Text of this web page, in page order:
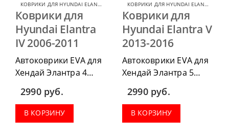
КОВРИКИ ДЛЯ HYUNDAI ELANTRA КОВРИКИ ДЛЯ HYUNDAI
Коврики для
Hyundai Elantra
IV 2006-2011
Автоковрики EVA для
Хендай Элантра 4
приобрести в
комплектации:
водительский коврик,
2990 руб.
В КОРЗИНУ
КОВРИКИ ДЛЯ HYUNDAI ELANTRA
Коврики для
Hyundai Elantra V
2013-2016
Автоковрики EVA для
Хендай Элантра 5
приобрести в
комплектации:
водительский коврик,
2990 руб.
В КОРЗИНУ